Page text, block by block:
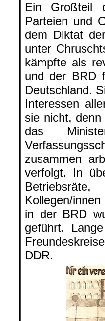
Ein Großteil
Parteien und
dem Diktat
unter
kämpfte als
und der BRD
Deutschland.
Interessen
sie nicht,
das
zusammen
verfolgt. In
Kollegen/
in der BRD
geführt.
DDR.